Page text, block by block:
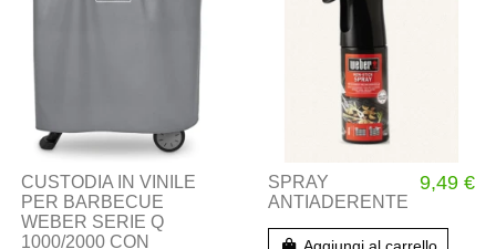
CUSTODIA IN VINILE
PER BARBECUE
WEBER SERIE Q
1000/2000 CON
SPRAY
ANTIADERENTE
9,49 €